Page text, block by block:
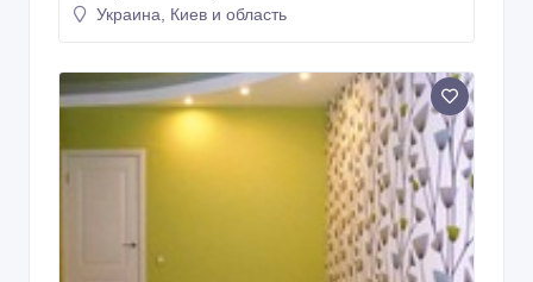
Украина, Киев и область